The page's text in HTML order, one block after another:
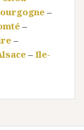
–
–
–
– Ile-